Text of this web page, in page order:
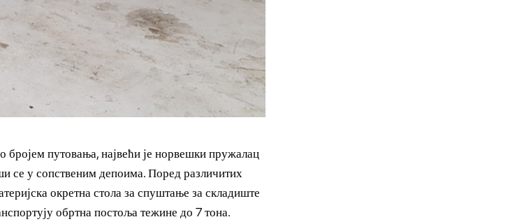
путовања, највећи је норвешки пружалац
се у сопственим депоима. Поред различитих
окретна стола за спуштање за складиште
обртна постоља тежине до 7 тона.